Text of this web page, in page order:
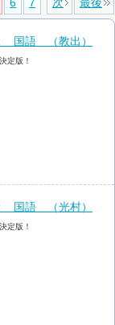
国語 （教出）
定版！
国語 （光村）
定版！